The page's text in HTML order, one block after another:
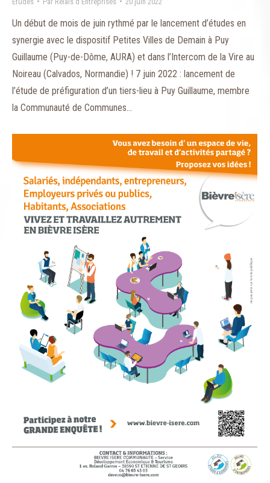
Un début de mois de juin rythmé par le lancement d’études en
synergie avec le dispositif Petites Villes de Demain à Puy
Guillaume (Puy-de-Dôme, AURA) et dans l’Intercom de la Vire au
Noireau (Calvados, Normandie) ! 7 juin 2022 : lancement de
l’étude de préfiguration d’un tiers-lieu à Puy Guillaume, membre
la Communauté de Communes…